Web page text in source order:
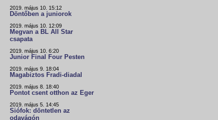
2019. május 10. 15:12
Döntőben a juniorok
2019. május 10. 12:09
Megvan a BL All Star
csapata
2019. május 10. 6:20
Junior Final Four Pesten
2019. május 9. 18:04
Magabiztos Fradi-diadal
2019. május 8. 18:40
Pontot csent otthon az Eger
2019. május 5. 14:45
Siófok: döntetlen az
odavágón